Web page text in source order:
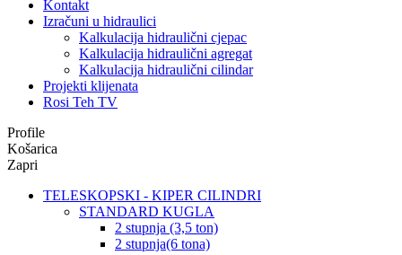
Kontakt
Izračuni u hidraulici
Kalkulacija hidraulični cjepac
Kalkulacija hidraulični agregat
Kalkulacija hidraulični cilindar
Projekti klijenata
Rosi Teh TV
Profile
Košarica
Zapri
TELESKOPSKI - KIPER CILINDRI
STANDARD KUGLA
2 stupnja (3,5 ton)
2 stupnja(6 tona)